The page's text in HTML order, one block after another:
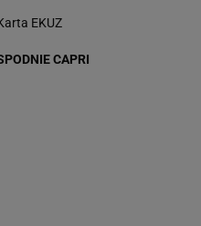
EKUZ
CAPRI